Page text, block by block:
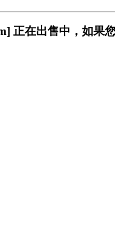
正在出售中，如果